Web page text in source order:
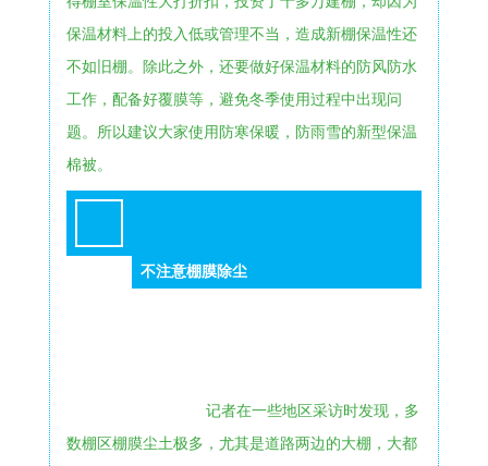
保温材料上的投入低或管理不当，造成新棚保温性还
不如旧棚。除此之外，还要做好保温材料的防风防水
工作，配备好覆膜等，避免冬季使用过程中出现问
题。所以建议大家使用防寒保暖，防雨雪的新型保温
棉被。
不注意棚膜除尘
记者在一些地区采访时发现，多
数棚区棚膜尘土极多，尤其是道路两边的大棚，大都